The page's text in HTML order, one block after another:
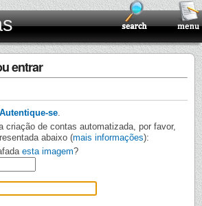
entrar
Autentique-se
criação de contas automatizada, por favor,
abaixo (mais informações):
esta imagem?